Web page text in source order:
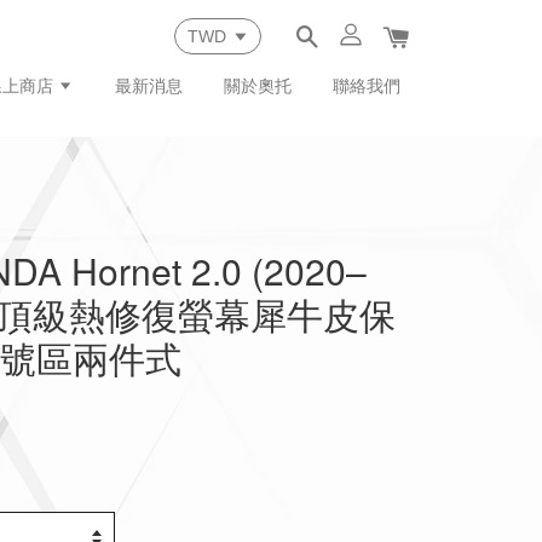
商店 最新消息 關於奧托 聯絡我們
Hornet 2.0 (2020–
級熱修復螢幕犀牛皮保
區兩件式